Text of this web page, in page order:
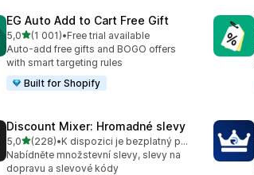
EG Auto Add to Cart Free Gift
5,0z 5 hvězd
(1 001)
Celkový počet recenzí: 1001
•Free trial available
Auto-add free gifts and BOGO offers
with smart targeting rules
Built for Shopify
Discount Mixer: Hromadné slevy
5,0z 5 hvězd
(228)
Celkový počet recenzí: 228
•
K dispozici je bezplatný plán
Nabídněte množstevní slevy, slevy na
dopravu a slevové kódy